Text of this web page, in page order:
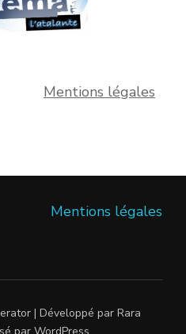
Mentions légales
Mentions légales
| Développé par Rara